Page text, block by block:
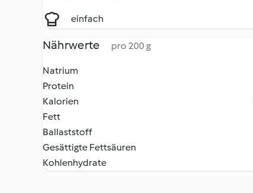
einfach
Nährwerte pro 200 g
Natrium
Protein
Kalorien
Fett
Ballaststoff
Gesättigte Fettsäuren
Kohlenhydrate